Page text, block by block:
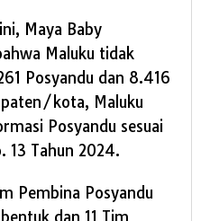
Maya Baby
Maluku tidak
Posyandu dan 8.416
kota, Maluku
Posyandu sesuai
13 Tahun 2024.
Pembina Posyandu